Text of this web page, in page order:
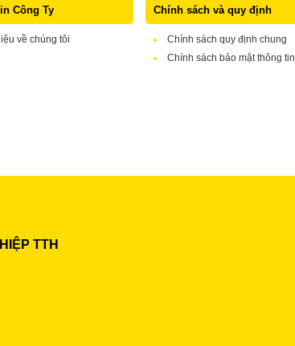
Công Ty
về chúng tôi
Chính sách và quy định
Chính sách quy định chung
Chính sách bảo mật thông tin
TTH